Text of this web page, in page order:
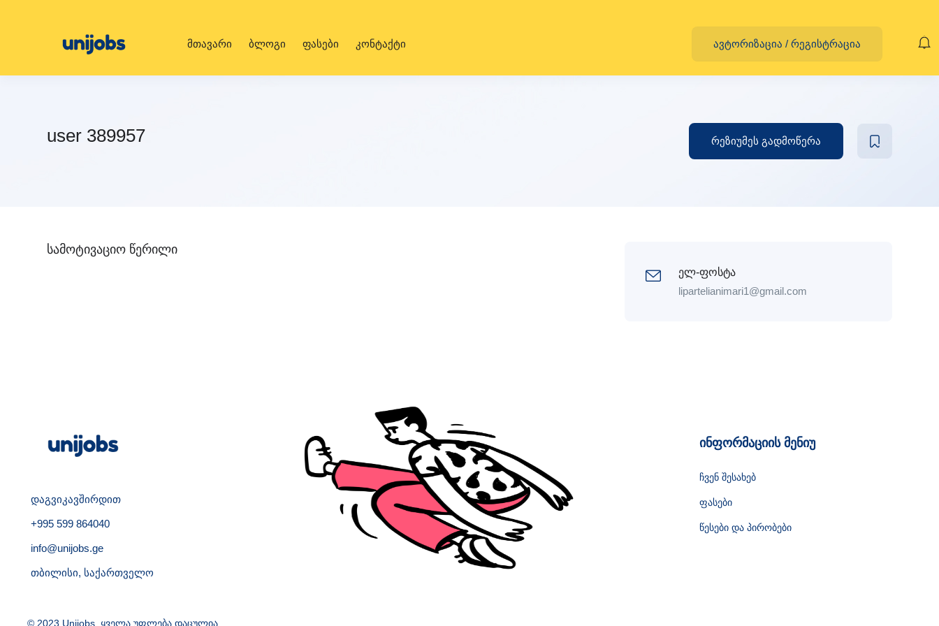
მთავარი ბლოგი ფასები კონტაქტი ავტორიზაცია / რეგისტრაცია
user 389957 რეზიუმეს გადმოწერა
სამოტივაციო წერილი
ელ-ფოსტა
lipartelianimari1@gmail.com
დაგვიკავშირდით
+995 599 864040
info@unijobs.ge
თბილისი, საქართველო
ინფორმაციის მენიუ
ჩვენ შესახებ
ფასები
წესები და პირობები
© 2023 Unijobs. ყველა უფლება დაცულია.